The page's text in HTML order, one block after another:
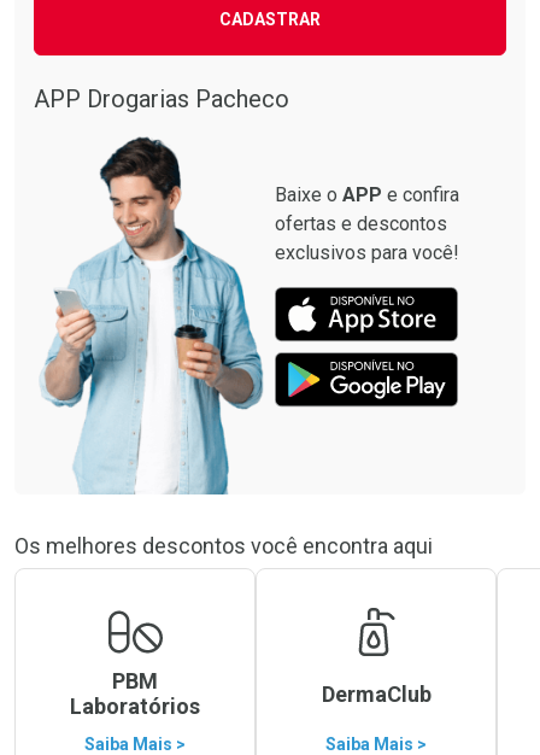
CADASTRAR
APP Drogarias Pacheco
Baixe o APP e confira
ofertas e descontos
exclusivos para você!
Os melhores descontos você encontra aqui
PBM
Laboratórios
Saiba Mais >
DermaClub
Saiba Mais >